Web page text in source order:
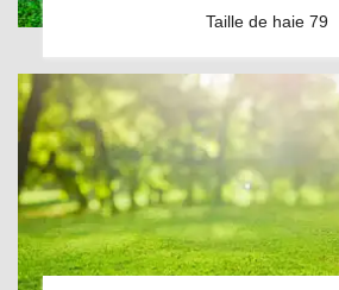
Taille de haie 79